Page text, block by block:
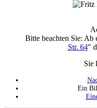
Bitte beachten Sie: Ab
Str. 64"
Sie
Ein